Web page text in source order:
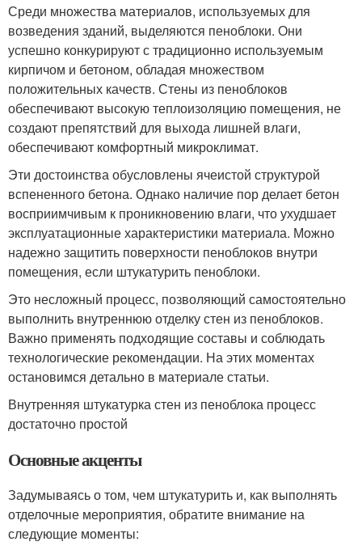
Среди множества материалов, используемых для
возведения зданий, выделяются пеноблоки. Они
успешно конкурируют с традиционно используемым
кирпичом и бетоном, обладая множеством
положительных качеств. Стены из пеноблоков
обеспечивают высокую теплоизоляцию помещения, не
создают препятствий для выхода лишней влаги,
обеспечивают комфортный микроклимат.
Эти достоинства обусловлены ячеистой структурой
вспененного бетона. Однако наличие пор делает бетон
восприимчивым к проникновению влаги, что ухудшает
эксплуатационные характеристики материала. Можно
надежно защитить поверхности пеноблоков внутри
помещения, если штукатурить пеноблоки.
Это несложный процесс, позволяющий самостоятельно
выполнить внутреннюю отделку стен из пеноблоков.
Важно применять подходящие составы и соблюдать
технологические рекомендации. На этих моментах
остановимся детально в материале статьи.
Внутренняя штукатурка стен из пеноблока процесс
достаточно простой
Основные акценты
Задумываясь о том, чем штукатурить и, как выполнять
отделочные мероприятия, обратите внимание на
следующие моменты: